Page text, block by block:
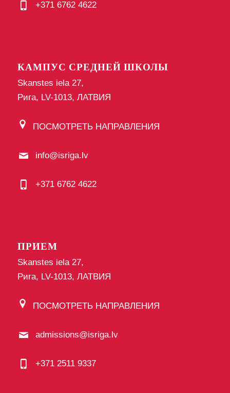
+371 6762 4622
КАМПУС СРЕДНЕЙ ШКОЛЫ
Skanstes iela 27,
Рига, LV-1013, ЛАТВИЯ
ПОСМОТРЕТЬ НАПРАВЛЕНИЯ
info@isriga.lv
+371 6762 4622
ПРИЕМ
Skanstes iela 27,
Рига, LV-1013, ЛАТВИЯ
ПОСМОТРЕТЬ НАПРАВЛЕНИЯ
admissions@isriga.lv
+371 2511 9337